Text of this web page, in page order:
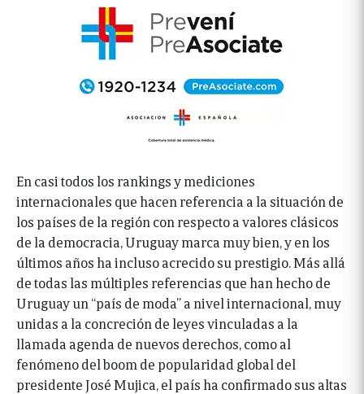
En casi todos los rankings y mediciones
internacionales que hacen referencia a la situación de
los países de la región con respecto a valores clásicos
de la democracia, Uruguay marca muy bien, y en los
últimos años ha incluso acrecido su prestigio. Más allá
de todas las múltiples referencias que han hecho de
Uruguay un “país de moda” a nivel internacional, muy
unidas a la concreción de leyes vinculadas a la
llamada agenda de nuevos derechos, como al
fenómeno del boom de popularidad global del
presidente José Mujica, el país ha confirmado sus altas